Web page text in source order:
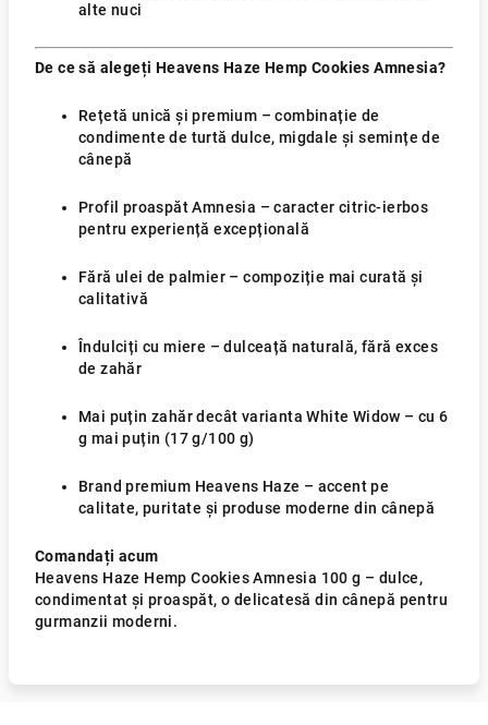
alte nuci
De ce să alegeți Heavens Haze Hemp Cookies Amnesia?
Rețetă unică și premium – combinație de
condimente de turtă dulce, migdale și semințe de
cânepă
Profil proaspăt Amnesia – caracter citric-ierbos
pentru experiență excepțională
Fără ulei de palmier – compoziție mai curată și
calitativă
Îndulciți cu miere – dulceață naturală, fără exces
de zahăr
Mai puțin zahăr decât varianta White Widow – cu 6
g mai puțin (17 g/100 g)
Brand premium Heavens Haze – accent pe
calitate, puritate și produse moderne din cânepă
Comandați acum
Heavens Haze Hemp Cookies Amnesia 100 g – dulce,
condimentat și proaspăt, o delicatesă din cânepă pentru
gurmanzii moderni.